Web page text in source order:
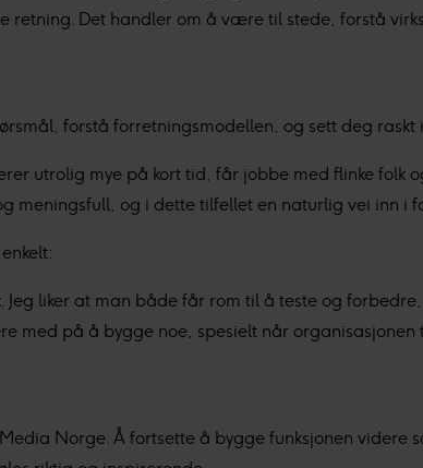
Det handler om å være til stede, forstå
forstå forretningsmodellen, og sett deg raskt
utrolig mye på kort tid, får jobbe med flinke folk
meningsfull, og i dette tilfellet en naturlig vei inn i
liker at man både får rom til å teste og
med på å bygge noe, spesielt når organisasjonen
Norge. Å fortsette å bygge funksjonen videre